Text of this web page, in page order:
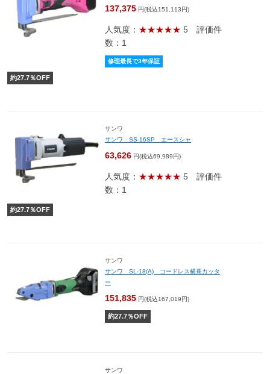
137,375 円(税込151,113円)
人気度： ★★★★★ 5 評価件
数：1
修理最長で3年保証
約27.7％OFF
サンワ
サンワ SS-16SP エースシャ
63,626 円(税込69,989円)
人気度： ★★★★★ 5 評価件
数：1
約27.7％OFF
サンワ
サンワ SL-18(A) コードレス横葺カッタ
ー
151,835 円(税込167,019円)
約27.7％OFF
サンワ